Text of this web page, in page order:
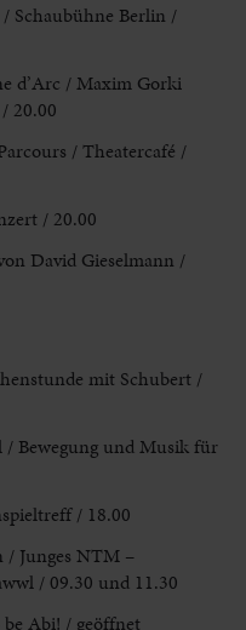
Schaubühne Berlin /
d’Arc / Maxim Gorki
20.00
/ Theatercafé /
/ 20.00
David Gieselmann /
mit Schubert /
/ Bewegung und Musik für
/ 18.00
Junges NTM –
/ 09.30 und 11.30
Abi! / geöffnet